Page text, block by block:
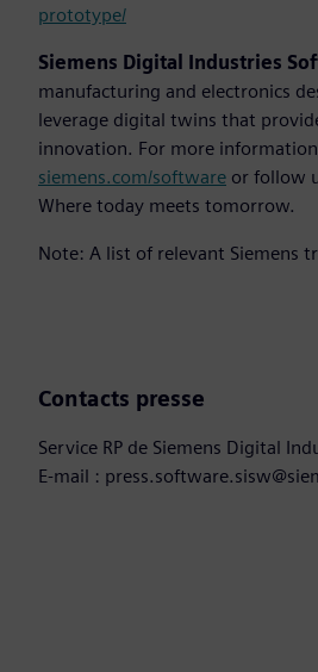
prototype/
Siemens Digital Industries
manufacturing and electronics
leverage digital twins that
innovation. For more
siemens.com/software or follow
Where today meets tomorrow.
Note: A list of relevant Siemens
Contacts presse
Service RP de Siemens Digital
E-mail :